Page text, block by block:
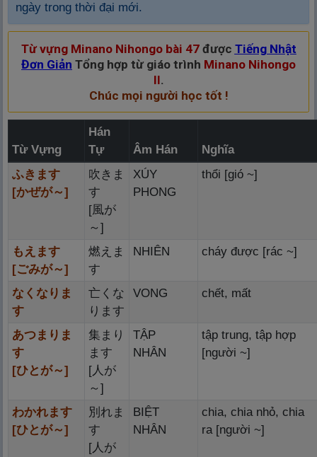
ngày trong thời đại mới.
Từ vựng Minano Nihongo bài 47 được Tiếng Nhật
Đơn Giản Tổng hợp từ giáo trình Minano Nihongo
II.
Chúc mọi người học tốt !
Từ Vựng
Hán
Tự
Âm Hán
Nghĩa
ふきます
[かぜが～]
吹きま
す
[風が
～]
XÚY
PHONG
thổi [gió ~]
もえます
[ごみが～]
燃 えま
す
NHIÊN cháy được [rác ~]
なくなりま
す
亡くな
ります
VONG chết, mất
あつまりま
す
[ひとが～]
集 まり
ます
[人 が
～]
TẬP
NHÂN
tập trung, tập hợp
[người ~]
わかれます
[ひとが～]
別 れま
す
[人 が
BIỆT
NHÂN
chia, chia nhỏ, chia
ra [người ~]